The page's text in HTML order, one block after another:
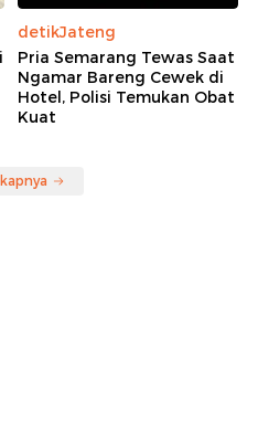
detikJateng
Pria Semarang Tewas Saat
Ngamar Bareng Cewek di
Hotel, Polisi Temukan Obat
Kuat